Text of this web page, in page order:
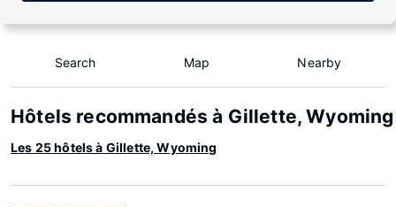
Search Map Nearby
Hôtels recommandés à Gillette, Wyoming
Les 25 hôtels à Gillette, Wyoming